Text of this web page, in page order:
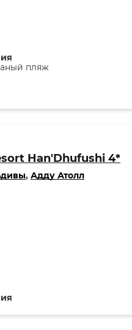
пляж
Han'Dhufushi 4*
, Адду Атолл